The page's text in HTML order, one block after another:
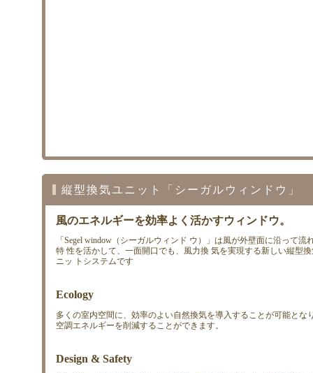
縦型換気ユニット「シーガルウィンドウ」
風のエネルギーを効率よく活かすウィンドウ。
「Segel window（シーガルウィンド ウ）」は風が外壁面に沿って流
特 性を活かして、一面開口でも、風力換 気を実現する新しい縦型
ニッ トシステムです
Ecology
多くの室内空間に、効率のよい自然換気を導入することが可能とな
空調エネルギーを削減することができます。
Design & Safety